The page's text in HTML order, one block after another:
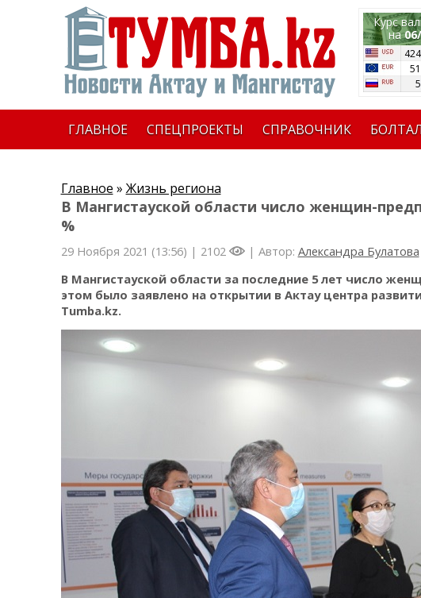
Курс
на
ГЛАВНОЕ СПЕЦПРОЕКТЫ СПРАВОЧНИК
Главное » Жизнь региона
В Мангистауской области число женщин-
%
29 Ноября 2021 (13:56) | 2102 | Автор: Александра Булатова
В Мангистауской области за последние 5 лет число
этом было заявлено на открытии в Актау центра
Tumba.kz.